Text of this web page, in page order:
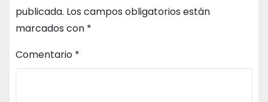
publicada. Los campos obligatorios están
marcados con *
Comentario *